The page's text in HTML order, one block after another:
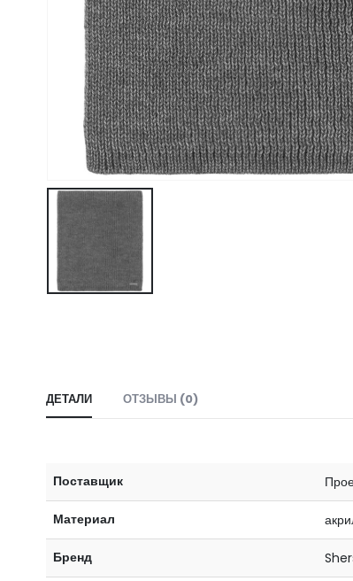
ДЕТАЛИ ОТЗЫВЫ (0)
Поставщик
Материал
Бренд